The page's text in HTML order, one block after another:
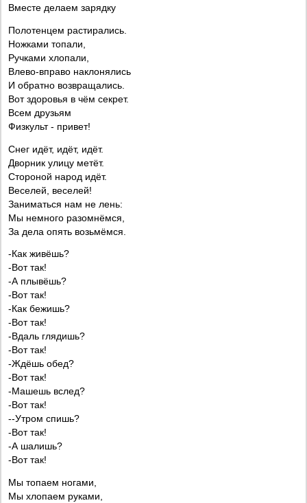
Вместе делаем зарядку
Полотенцем растирались.
Ножками топали,
Ручками хлопали,
Влево-вправо наклонялись
И обратно возвращались.
Вот здоровья в чём секрет.
Всем друзьям
Физкульт - привет!
Снег идёт, идёт, идёт.
Дворник улицу метёт.
Стороной народ идёт.
Веселей, веселей!
Заниматься нам не лень:
Мы немного разомнёмся,
За дела опять возьмёмся.
-Как живёшь?
-Вот так!
-А плывёшь?
-Вот так!
-Как бежишь?
-Вот так!
-Вдаль глядишь?
-Вот так!
-Ждёшь обед?
-Вот так!
-Машешь вслед?
-Вот так!
--Утром спишь?
-Вот так!
-А шалишь?
-Вот так!
Мы топаем ногами,
Мы хлопаем руками,